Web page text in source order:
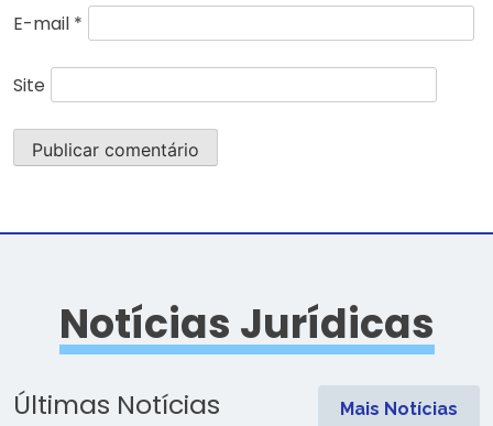
E-mail *
Site
Notícias Jurídicas
Últimas Notícias Mais Notícias